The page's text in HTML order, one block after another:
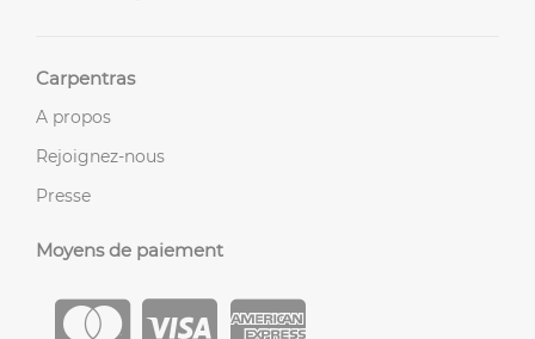
Carpentras
A propos
Rejoignez-nous
Presse
Moyens de paiement